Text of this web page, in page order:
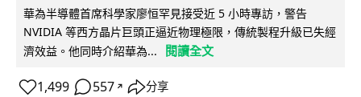
華為半導體首席科學家廖恒罕見接受近 5 小時專訪，警告
NVIDIA 等西方晶片巨頭正逼近物理極限，傳統製程升級已失經
濟效益。他同時介紹華為...
閱讀全文
1,499 557 ↗ 分享